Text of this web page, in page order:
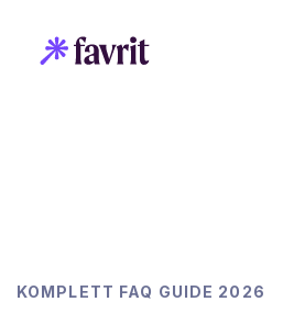
KOMPLETT FAQ GUIDE 2026